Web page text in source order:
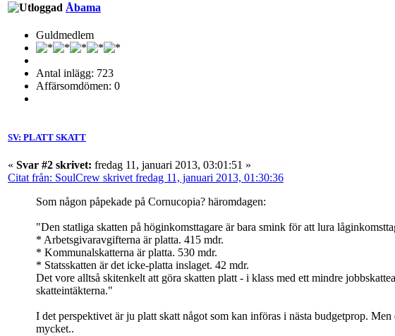
Åbama
Guldmedlem
Antal inlägg: 723
Affärsomdömen: 0
SV: PLATT SKATT
« Svar #2 skrivet: fredag 11, januari 2013, 03:01:51 »
Citat från: SoulCrew skrivet fredag 11, januari 2013, 01:30:36
Som någon påpekade på Cornucopia? häromdagen:
"Den statliga skatten på höginkomsttagare är bara smink för att lura
* Arbetsgivaravgifterna är platta. 415 mdr.
* Kommunalskatterna är platta. 530 mdr.
* Statsskatten är det icke-platta inslaget. 42 mdr.
Det vore alltså skitenkelt att göra skatten platt - i klass med ett mindre
skatteintäkterna."
I det perspektivet är ju platt skatt något som kan införas i nästa budgetprop.
mycket..